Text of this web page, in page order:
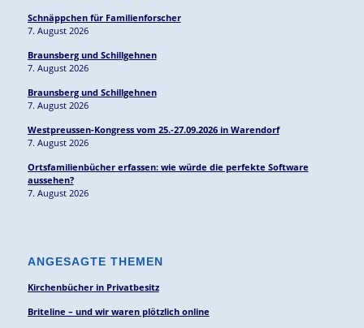
Schnäppchen für Familienforscher
7. August 2026
Braunsberg und Schillgehnen
7. August 2026
Braunsberg und Schillgehnen
7. August 2026
Westpreussen-Kongress vom 25.-27.09.2026 in Warendorf
7. August 2026
Ortsfamilienbücher erfassen: wie würde die perfekte Software
aussehen?
7. August 2026
ANGESAGTE THEMEN
Kirchenbücher in Privatbesitz
Briteline – und wir waren plötzlich online